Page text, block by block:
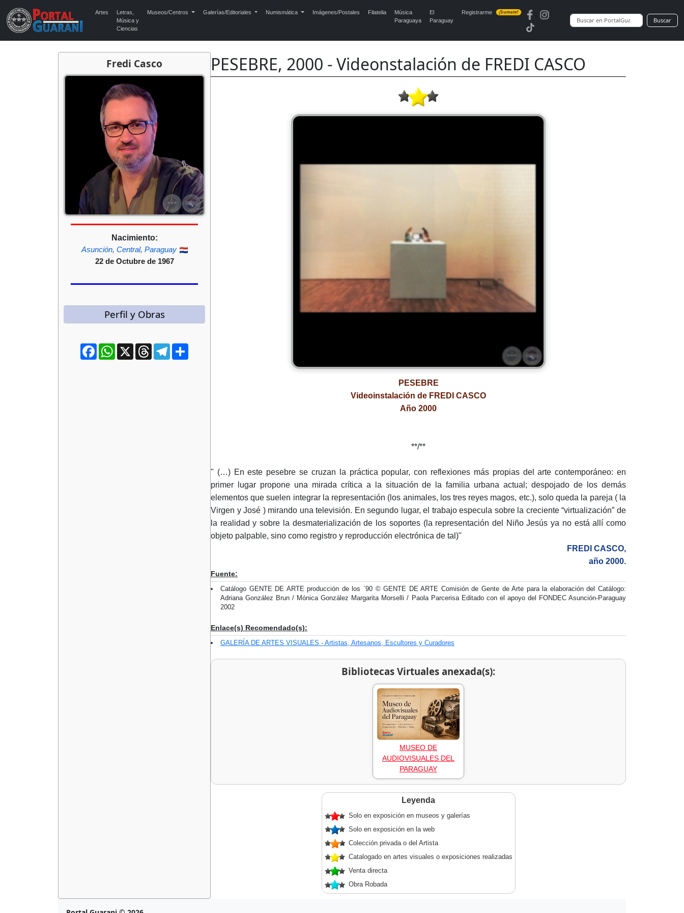
Artes
Letras,
Música y
Ciencias
Museos/Centros Galerías/Editoriales Numismática Imágenes/Postales Filatelia
Música
Paraguaya
El
Paraguay
Registrarme ¡Sumate!
Buscar
Fredi Casco
Nacimiento:
Asunción, Central, Paraguay
22 de Octubre de 1967
Perfil y Obras
FacebookWhatsApp
X ThreadsTelegram
PESEBRE, 2000 - Videonstalación de FREDI CASCO
PESEBRE
Videoinstalación de FREDI CASCO
Año 2000
**/**
" (…) En este pesebre se cruzan la práctica popular, con reflexiones más propias del arte contemporáneo: en
primer lugar propone una mirada crítica a la situación de la familia urbana actual; despojado de los demás
elementos que suelen integrar la representación (los animales, los tres reyes magos, etc.), solo queda la pareja ( la
Virgen y José ) mirando una televisión. En segundo lugar, el trabajo especula sobre la creciente “virtualización” de
la realidad y sobre la desmaterialización de los soportes (la representación del Niño Jesús ya no está allí como
objeto palpable, sino como registro y reproducción electrónica de tal)"
FREDI CASCO,
año 2000.
Fuente:
Catálogo GENTE DE ARTE producción de los `90 © GENTE DE ARTE Comisión de Gente de Arte para la elaboración del Catálogo:
Adriana González Brun / Mónica González Margarita Morselli / Paola Parcerisa Editado con el apoyo del FONDEC Asunción-Paraguay
2002
Enlace(s) Recomendado(s):
GALERÍA DE ARTES VISUALES - Artistas, Artesanos, Escultores y Curadores
Bibliotecas Virtuales anexada(s):
MUSEO DE
AUDIOVISUALES DEL
PARAGUAY
Leyenda
Solo en exposición en museos y galerías
Solo en exposición en la web
Colección privada o del Artista
Catalogado en artes visuales o exposiciones realizadas
Venta directa
Obra Robada